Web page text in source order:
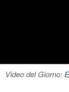
Video del Giorno: